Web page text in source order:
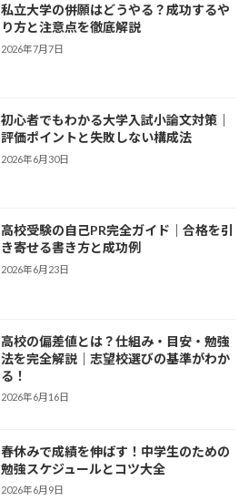
私立大学の併願はどうやる？成功するや
り方と注意点を徹底解説
2026年7月7日
初心者でもわかる大学入試小論文対策｜
評価ポイントと失敗しない構成法
2026年6月30日
高校受験の自己PR完全ガイド｜合格を引
き寄せる書き方と成功例
2026年6月23日
高校の偏差値とは？仕組み・目安・勉強
法を完全解説｜志望校選びの基準がわか
る！
2026年6月16日
春休みで成績を伸ばす！中学生のための
勉強スケジュールとコツ大全
2026年6月9日